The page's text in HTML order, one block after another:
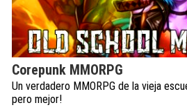
Corepunk MMORPG
Un verdadero MMORPG de la vieja
pero mejor!